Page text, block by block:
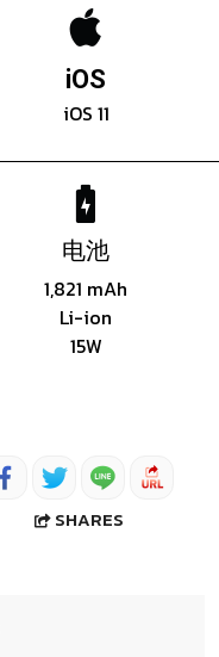
iOS
iOS 11
电池
1,821 mAh
Li-ion
15W
SHARES